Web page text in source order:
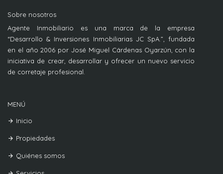
Sobre nosotros
Agente Inmobiliario es una marca de la empresa
“Desarrollo & Inversiones Inmobiliarias JC SpA.”, fundada
en el año 2006 por José Miguel Cárdenas Oyarzún, con la
iniciativa de crear, desarrollar y ofrecer un nuevo servicio
de corretaje profesional.
MENÚ
Inicio
Propiedades
Quiénes somos